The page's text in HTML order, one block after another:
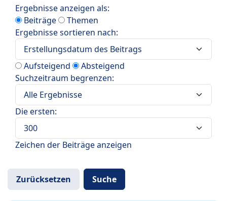
Ergebnisse anzeigen als:
Beiträge
Themen
Ergebnisse sortieren nach:
Aufsteigend
Absteigend
Suchzeitraum begrenzen:
Die ersten:
Zeichen der Beiträge anzeigen